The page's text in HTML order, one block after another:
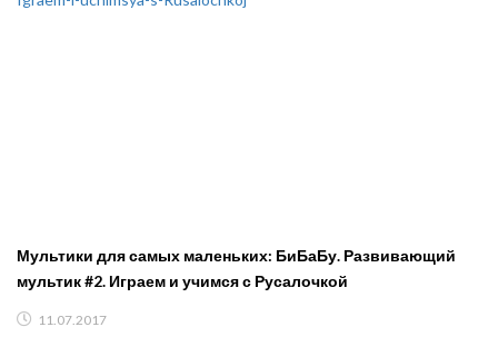
Мультики для самых маленьких: БиБаБу. Развивающий
мультик #2. Играем и учимся с Русалочкой
11.07.2017